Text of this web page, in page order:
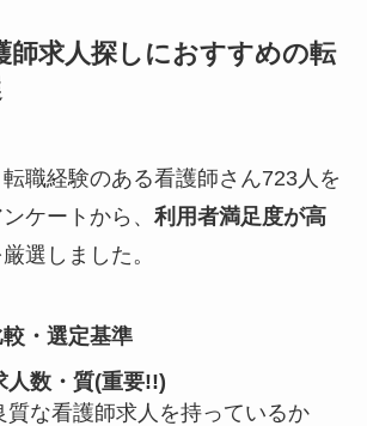
師求人探しにおすすめの転
職経験のある看護師さん723人を
ケートから、 利用者満足度が高
厳選しました。
・選定基準
人数・質(重要!!)
質な看護師求人を持っているか